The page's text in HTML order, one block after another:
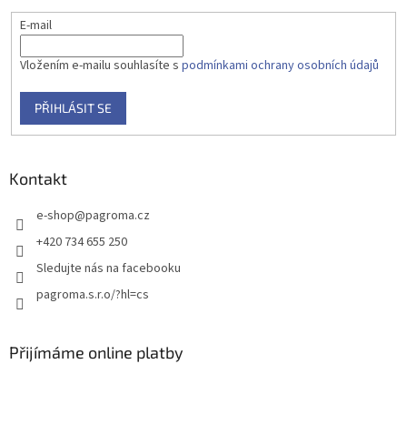
E-mail
Vložením e-mailu souhlasíte s podmínkami ochrany osobních údajů
PŘIHLÁSIT SE
Kontakt
e-shop@pagroma.cz
+420 734 655 250
Sledujte nás na facebooku
pagroma.s.r.o/?hl=cs
Přijímáme online platby